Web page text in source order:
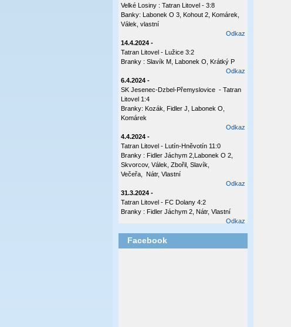
Velké Losiny : Tatran Litovel - 3:8
Banky: Labonek O 3, Kohout 2, Komárek,
Válek, vlastní
Odkaz
14.4.2024 -
Tatran Litovel - Lužice 3:2
Branky : Slavík M, Labonek O, Krátký P
Odkaz
6.4.2024 -
SK Jesenec-Dzbel-Přemyslovice - Tatran
Litovel 1:4
Branky: Kozák, Fidler J, Labonek O,
Komárek
Odkaz
4.4.2024 -
Tatran Litovel - Lutín-Hněvotín 11:0
Branky : Fidler Jáchym 2,Labonek O 2,
Skvorcov, Válek, Zbořil, Slavík,
Večeřa, Nátr, Vlastní
Odkaz
31.3.2024 -
Tatran Litovel - FC Dolany 4:2
Branky : Fidler Jáchym 2, Nátr, Vlastní
Odkaz
Tatran Litovel - Plumlov 3:0
Branky: Labonek O 2 , Válek
Facebook